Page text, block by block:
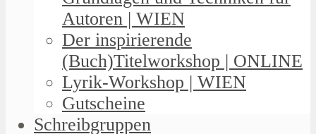
Autoren | WIEN
Der inspirierende
(Buch)Titelworkshop | ONLINE
Lyrik-Workshop | WIEN
Gutscheine
Schreibgruppen